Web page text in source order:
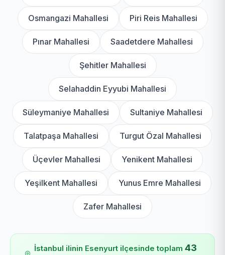
Osmangazi Mahallesi Piri Reis Mahallesi
Pınar Mahallesi Saadetdere Mahallesi
Şehitler Mahallesi
Selahaddin Eyyubi Mahallesi
Süleymaniye Mahallesi Sultaniye Mahallesi
Talatpaşa Mahallesi Turgut Özal Mahallesi
Üçevler Mahallesi Yenikent Mahallesi
Yeşilkent Mahallesi Yunus Emre Mahallesi
Zafer Mahallesi
İstanbul ilinin Esenyurt ilçesinde toplam43